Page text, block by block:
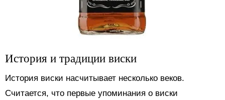
История и традиции виски
История виски насчитывает несколько веков.
Считается, что первые упоминания о виски